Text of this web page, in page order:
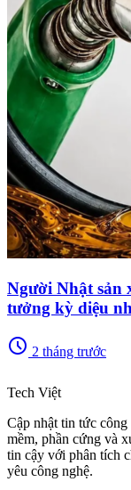
Người Nhật sản
tưởng kỳ diệu
schedule 2 tháng trước
Tech Việt
Cập nhật tin tức
mềm, phần cứng và
tin cậy với phân tích
yêu công nghệ.